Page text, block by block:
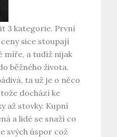
3 kategorie. První
sice stoupají
míře, a tudíž nijak
běžného života.
ta už je o něco
dochází ke
až stovky. Kupní
a lidé se snaží co
svých úspor což